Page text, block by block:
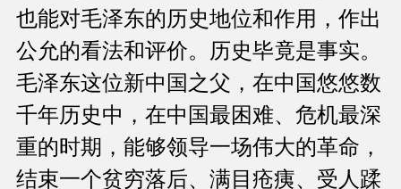
也能对毛泽东的历史地位和作用，作出
公允的看法和评价。历史毕竟是事实。
毛泽东这位新中国之父，在中国悠悠数
千年历史中，在中国最困难、危机最深
重的时期，能够领导一场伟大的革命，
结束一个贫穷落后、满目疮痍、受人蹂